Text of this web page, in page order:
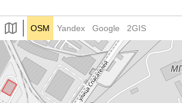
OSM Yandex Google 2GIS